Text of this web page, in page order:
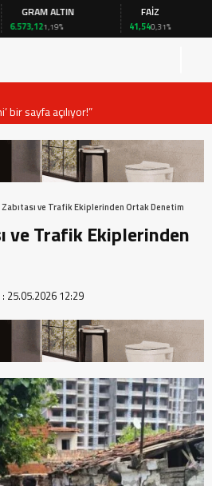
GRAM ALTIN
1,19%
FAİZ
41,54 0,31%
bir sayfa açılıyor!”
ve Trafik Ekiplerinden Ortak Denetim
ve Trafik Ekiplerinden
25.05.2026 12:29